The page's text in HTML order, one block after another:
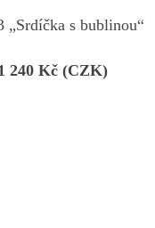
„Srdíčka s bublinou“
240 Kč (CZK)